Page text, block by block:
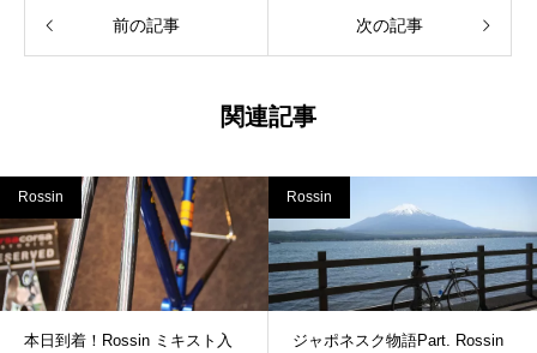
前の記事 次の記事
関連記事
Rossin
本日到着！Rossin ミキスト入
Rossin
ジャポネスク物語Part. Rossin